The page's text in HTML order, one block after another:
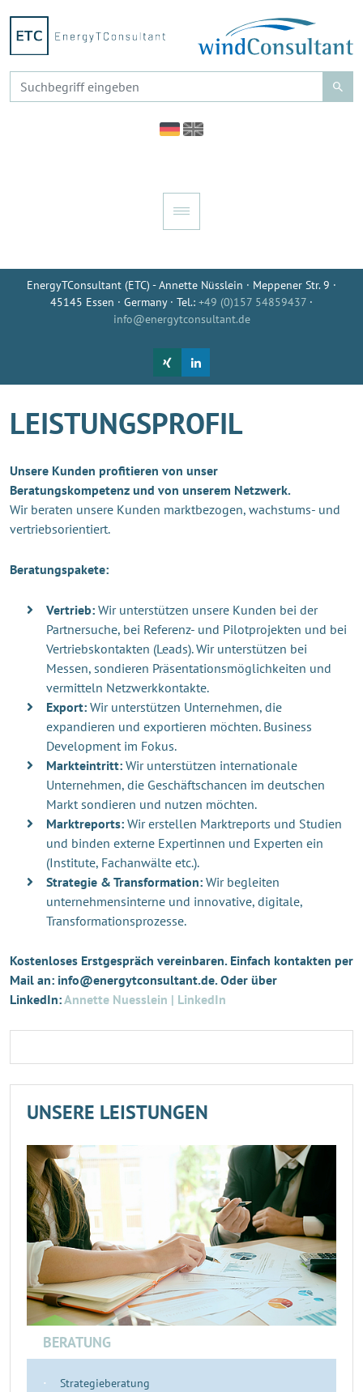
EnergyTConsultant (ETC) - Annette Nüsslein · Meppener Str. 9 ·
45145 Essen · Germany · Tel.: +49 (0)157 54859437 ·
info@energytconsultant.de
LEISTUNGSPROFIL
Unsere Kunden profitieren von unser
Beratungskompetenz und von unserem Netzwerk.
Wir beraten unsere Kunden marktbezogen, wachstums- und
vertriebsorientiert.
Beratungspakete:
Vertrieb: Wir unterstützen unsere Kunden bei der
Partnersuche, bei Referenz- und Pilotprojekten und bei
Vertriebskontakten (Leads). Wir unterstützen bei
Messen, sondieren Präsentationsmöglichkeiten und
vermitteln Netzwerkkontakte.
Export: Wir unterstützen Unternehmen, die
expandieren und exportieren möchten. Business
Development im Fokus.
Markteintritt: Wir unterstützen internationale
Unternehmen, die Geschäftschancen im deutschen
Markt sondieren und nutzen möchten.
Marktreports: Wir erstellen Marktreports und Studien
und binden externe Expertinnen und Experten ein
(Institute, Fachanwälte etc.).
Strategie & Transformation: Wir begleiten
unternehmensinterne und innovative, digitale,
Transformationsprozesse.
Kostenloses Erstgespräch vereinbaren. Einfach kontakten per
Mail an: info@energytconsultant.de. Oder über
LinkedIn:Annette Nuesslein | LinkedIn
UNSERE LEISTUNGEN
BERATUNG
Strategieberatung